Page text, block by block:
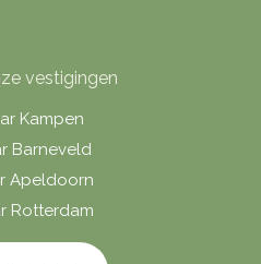
vestigingen
Kampen
Barneveld
Apeldoorn
Rotterdam